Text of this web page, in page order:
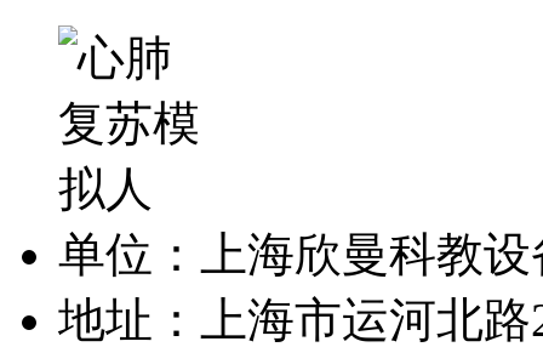
单位：上海欣曼科教
地址：上海市运河北路